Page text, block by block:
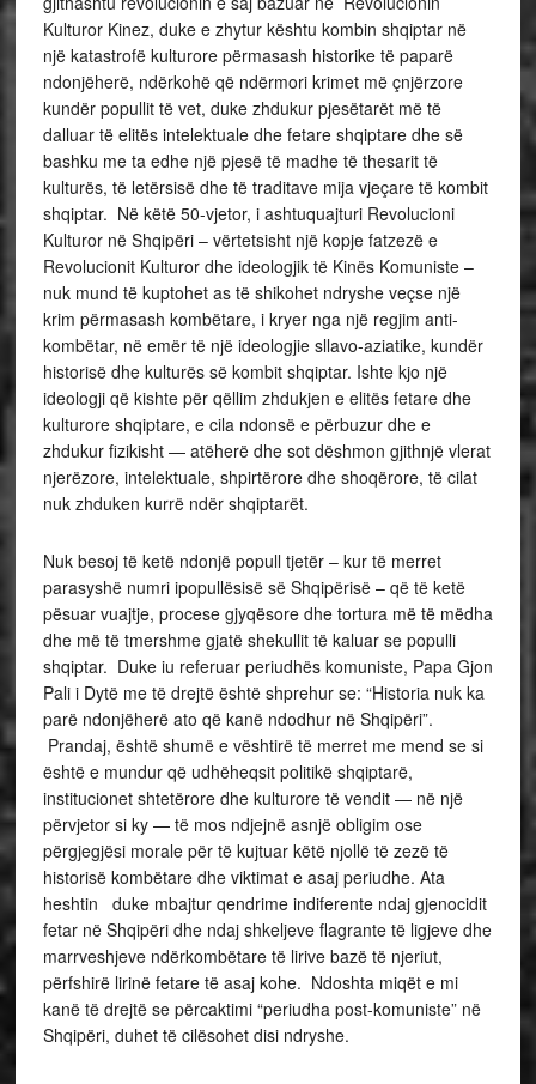
Kulturor Kinez, duke e zhytur kështu kombin shqiptar në
një katastrofë kulturore përmasash historike të paparë
ndonjëherë, ndërkohë që ndërmori krimet më çnjërzore
kundër popullit të vet, duke zhdukur pjesëtarët më të
dalluar të elitës intelektuale dhe fetare shqiptare dhe së
bashku me ta edhe një pjesë të madhe të thesarit të
kulturës, të letërsisë dhe të traditave mija vjeçare të kombit
shqiptar. Në këtë 50-vjetor, i ashtuquajturi Revolucioni
Kulturor në Shqipëri – vërtetsisht një kopje fatzezë e
Revolucionit Kulturor dhe ideologjik të Kinës Komuniste –
nuk mund të kuptohet as të shikohet ndryshe veçse një
krim përmasash kombëtare, i kryer nga një regjim anti-
kombëtar, në emër të një ideologjie sllavo-aziatike, kundër
historisë dhe kulturës së kombit shqiptar. Ishte kjo një
ideologji që kishte për qëllim zhdukjen e elitës fetare dhe
kulturore shqiptare, e cila ndonsë e përbuzur dhe e
zhdukur fizikisht — atëherë dhe sot dëshmon gjithnjë vlerat
njerëzore, intelektuale, shpirtërore dhe shoqërore, të cilat
nuk zhduken kurrë ndër shqiptarët.
Nuk besoj të ketë ndonjë popull tjetër – kur të merret
parasyshë numri ipopullësisë së Shqipërisë – që të ketë
pësuar vuajtje, procese gjyqësore dhe tortura më të mëdha
dhe më të tmershme gjatë shekullit të kaluar se populli
shqiptar. Duke iu referuar periudhës komuniste, Papa Gjon
Pali i Dytë me të drejtë është shprehur se: “Historia nuk ka
parë ndonjëherë ato që kanë ndodhur në Shqipëri”.
Prandaj, është shumë e vështirë të merret me mend se si
është e mundur që udhëheqsit politikë shqiptarë,
institucionet shtetërore dhe kulturore të vendit — në një
përvjetor si ky — të mos ndjejnë asnjë obligim ose
përgjegjësi morale për të kujtuar këtë njollë të zezë të
historisë kombëtare dhe viktimat e asaj periudhe. Ata
heshtin duke mbajtur qendrime indiferente ndaj gjenocidit
fetar në Shqipëri dhe ndaj shkeljeve flagrante të ligjeve dhe
marrveshjeve ndërkombëtare të lirive bazë të njeriut,
përfshirë lirinë fetare të asaj kohe. Ndoshta miqët e mi
kanë të drejtë se përcaktimi “periudha post-komuniste” në
Shqipëri, duhet të cilësohet disi ndryshe.